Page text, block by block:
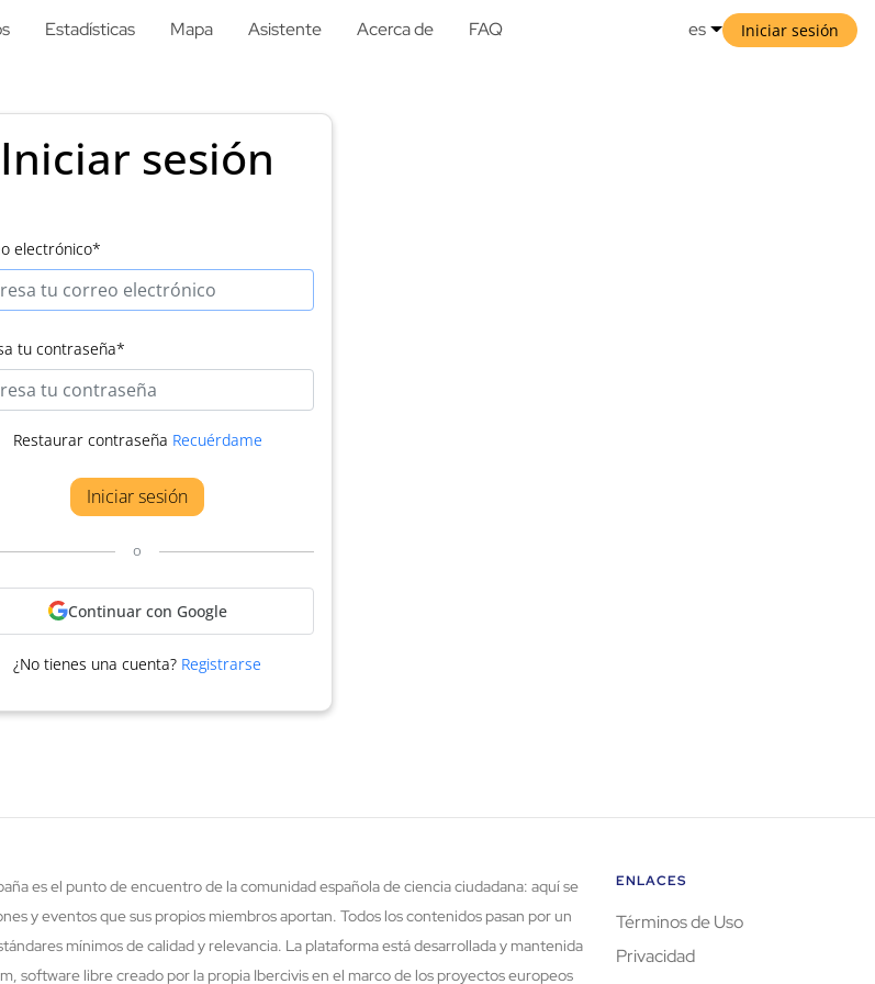
es Iniciar sesión
Estadísticas Mapa Asistente Acerca de FAQ
Iniciar sesión
electrónico*
tu contraseña*
Restaurar contraseña Recuérdame
Iniciar sesión
o
Continuar con Google
¿No tienes una cuenta? Registrarse
es el punto de encuentro de la comunidad española de ciencia ciudadana: aquí se
y eventos que sus propios miembros aportan. Todos los contenidos pasan por un
mínimos de calidad y relevancia. La plataforma está desarrollada y mantenida
software libre creado por la propia Ibercivis en el marco de los proyectos europeos
ENLACES
Términos de Uso
Privacidad